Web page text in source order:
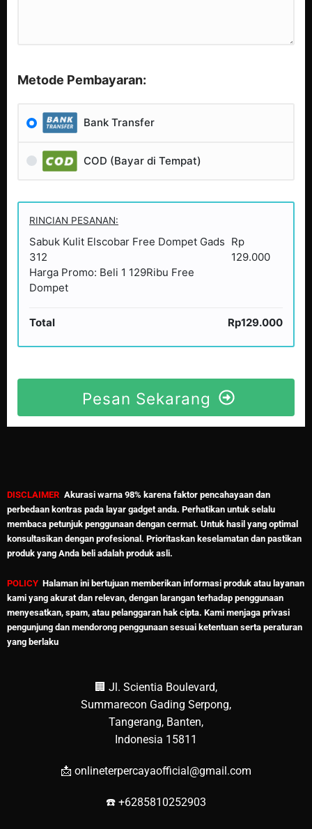
Metode Pembayaran:
Bank Transfer
COD (Bayar di Tempat)
RINCIAN PESANAN:
Sabuk Kulit Elscobar Free Dompet Gads
312
Harga Promo: Beli 1 129Ribu Free
Dompet
Rp
129.000
Total Rp129.000
Pesan Sekarang
DISCLAIMER Akurasi warna 98% karena faktor pencahayaan dan
perbedaan kontras pada layar gadget anda. Perhatikan untuk selalu
membaca petunjuk penggunaan dengan cermat. Untuk hasil yang optimal
konsultasikan dengan profesional. Prioritaskan keselamatan dan pastikan
produk yang Anda beli adalah produk asli.
POLICY. Halaman ini bertujuan memberikan informasi produk atau layanan
kami yang akurat dan relevan, dengan larangan terhadap penggunaan
menyesatkan, spam, atau pelanggaran hak cipta. Kami menjaga privasi
pengunjung dan mendorong penggunaan sesuai ketentuan serta peraturan
yang berlaku
🏢 Jl. Scientia Boulevard,
Summarecon Gading Serpong,
Tangerang, Banten,
Indonesia 15811
📩 onlineterpercayaofficial@gmail.com
☎️ +6285810252903